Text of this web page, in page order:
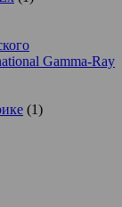
Gamma-Ray
(1)